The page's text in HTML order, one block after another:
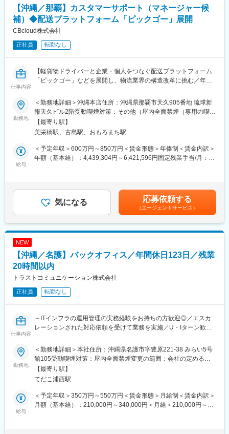
・入社手続き対応
・採用（中途メイン）
・メンバーマネジメント
・最終面接後のクロージング対応、内定者のフォロー
【沖縄／那覇】カスタマーサポート（マネージャー候
補）◆配送プラットフォーム「ピックゴー」展開
CBcloud株式会社
正社員 転勤なし
仕事内容
【軽貨物ドライバーと企業・個人をつなぐ配送プラットフォーム
「ピックゴー」などを展開し、物流業界の構造改革に挑む／年休
■具体的な業務内容
パートナーズサクセス本部プレイングマネージャー候補として、
下記のような業務をお任せする予定です。
・部門戦略立案
サービス戦略やオペレーション戦略
・あらゆる事業課題に対してのデータ分析 → 問題把握 → 課題抽
出 → 執行プラン作成
勤務地
＜勤務地詳細＞沖縄本店住所：沖縄県那覇市天久905番地 琉球新
報天久ビル2階受動喫煙対策：その他（屋内全面禁煙（専用の喫煙
ブースあり））
【最寄り駅】
美栄橋駅、古島駅、おもろまち駅
給与
＜予定年収＞600万円～850万円＜賃金形態＞年俸制＜賃金内訳＞
年額（基本給）：4,439,304円～6,421,596円固定残業手当/月：
給与補足＞※能力・経験等を考慮し、当社規定により決定いたしま
す。※給与改定は年2回賃金はあくまでも目安の金額であり、選考
を通じて上下する可能性があります。月給(月額)は固定手当を含め
た表記です。
気になる 応募依頼する
（エージェントサービス）
NEW
【沖縄／名護】バックオフィス／年間休日123日／残業
20時間以内
トラストコミュニケーション株式会社
正社員 転勤なし
仕事内容
～ITインフラの運用管理の実務経験をお持ちの方歓迎◎／エスカ
レーションされた対応依頼を受けて業務を実施／U・Iターン歓迎
■業務内容：
お客様（法人）向けITインフラ環境のバックオフィス業務をお任
せします。
フロント対応は別企業が行っており、エスカレーションされた対
応依頼を受けて業務を実施する形となります。
勤務地
＜勤務地詳細＞本社住所：沖縄県名護市字豊原221-38 みらい5号
館105受動喫煙対策：屋内全面禁煙変更の範囲：会社の定める事
業所
【最寄り駅】
てだこ浦西駅
給与
＜予定年収＞350万円～550万円＜賃金形態＞月給制＜賃金内訳＞
月額（基本給）：210,000円～340,000円＜月給＞210,000円～